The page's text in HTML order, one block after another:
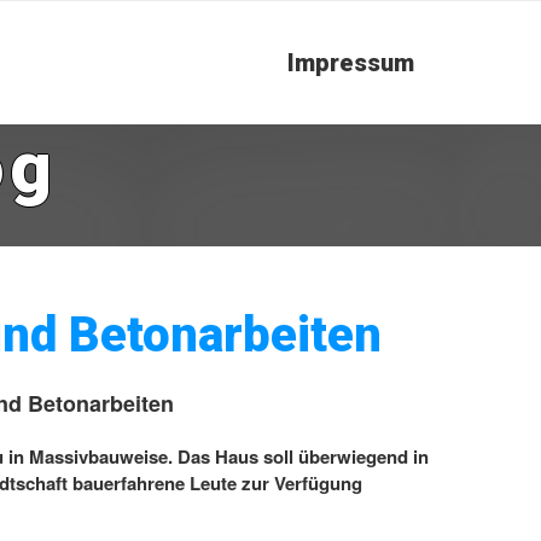
Impressum
Betonarbeiten
Betonarbeiten
Massivbauweise. Das Haus soll überwiegend in
bauerfahrene Leute zur Verfügung